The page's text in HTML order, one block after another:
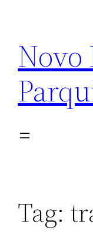
conteúdo
Novo
Tag: